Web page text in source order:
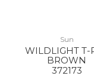
Sun
WILDLIGHT T-
BROWN
372173